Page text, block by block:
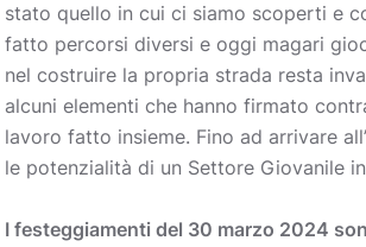
stato quello in cui ci siamo scoperti e
fatto percorsi diversi e oggi magari
nel costruire la propria strada resta
alcuni elementi che hanno firmato
lavoro fatto insieme. Fino ad arrivare
le potenzialità di un Settore Giovanile
I festeggiamenti del 30 marzo 2024